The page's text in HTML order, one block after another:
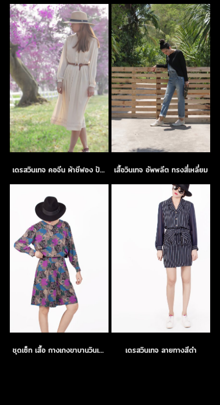
เดรสวินเทจ คอจีน ผ้าชีฟอง ปักลายฉลุสีครีม เสื้อวินเทจ อัพพลีต ทรงสี่เหลี่ยม
ชุดเซ็ท เสื้อ กางเกงขาบานวินเทจ เดรสวินเทจ ลายทางสีดำ